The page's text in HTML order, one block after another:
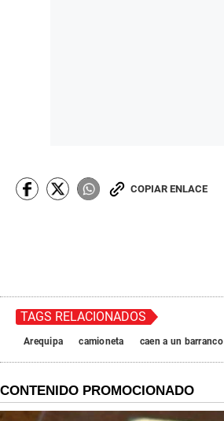
COPIAR ENLACE
TAGS RELACIONADOS
Arequipa camioneta caen a un barranco